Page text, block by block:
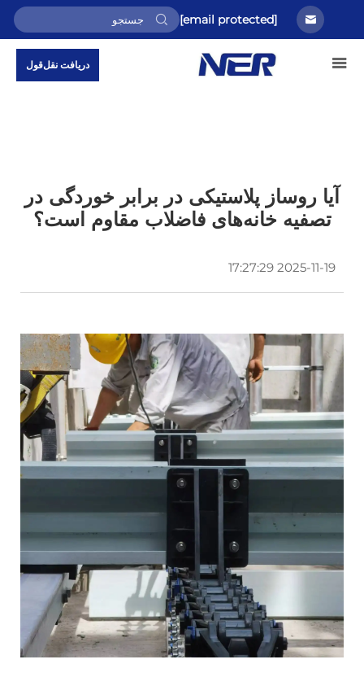
[email protected]
دریافت نقل‌قول
آیا روساز پلاستیکی در برابر خوردگی در
تصفیه خانه‌های فاضلاب مقاوم است؟
2025-11-19 17:27:29